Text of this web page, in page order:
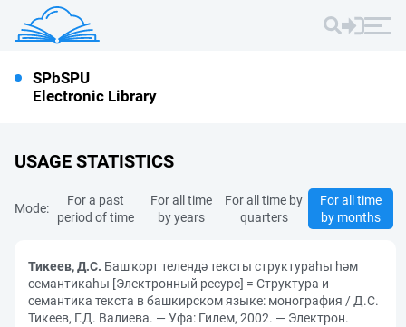
SPbSPU
Electronic Library
USAGE STATISTICS
Mode:
For a past
period of time
For all time
by years
For all time by
quarters
For all time
by months
Тикеев, Д.С. Башҡорт телендә тексты структураhы hәм
семантикаhы [Электронный ресурс] = Структура и
семантика текста в башкирском языке: монография / Д.С.
Тикеев, Г.Д. Валиева. — Уфа: Гилем, 2002. — Электрон.